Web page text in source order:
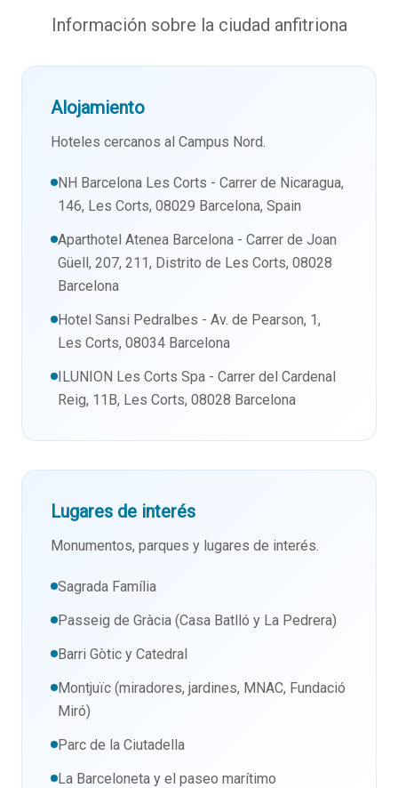
Información sobre la ciudad anfitriona
Alojamiento
Hoteles cercanos al Campus Nord.
NH Barcelona Les Corts - Carrer de Nicaragua,
146, Les Corts, 08029 Barcelona, Spain
Aparthotel Atenea Barcelona - Carrer de Joan
Güell, 207, 211, Distrito de Les Corts, 08028
Barcelona
Hotel Sansi Pedralbes - Av. de Pearson, 1,
Les Corts, 08034 Barcelona
ILUNION Les Corts Spa - Carrer del Cardenal
Reig, 11B, Les Corts, 08028 Barcelona
Lugares de interés
Monumentos, parques y lugares de interés.
Sagrada Família
Passeig de Gràcia (Casa Batlló y La Pedrera)
Barri Gòtic y Catedral
Montjuïc (miradores, jardines, MNAC, Fundació
Miró)
Parc de la Ciutadella
La Barceloneta y el paseo marítimo